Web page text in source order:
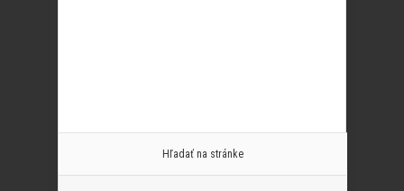
Hľadať na stránke